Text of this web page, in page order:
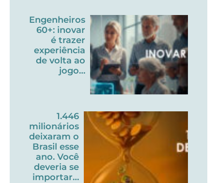
Engenheiros
60+: inovar
é trazer
experiência
de volta ao
jogo…
1.446
milionários
deixaram o
Brasil esse
ano. Você
deveria se
importar…